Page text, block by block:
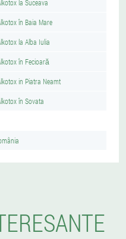
la Suceava
în Baia Mare
la Alba Iulia
în Fecioară
in Piatra Neamt
în Sovata